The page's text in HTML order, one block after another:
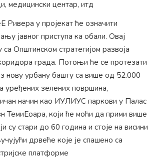
медицински центар, итд
Ривера у пројекат ће означити
јавног приступа ка обали. Овај
са Општинском стратегијом развоја
града. Потоњи ће се протезати
нову урбану башту са више од 52.000
уређених зелених површина,
начин као ИУЛИУС паркови у Палас
ТемиЕоара, који ће моћи да прими више
су стари до 60 година и стоје на висини
дрвеће које је спашено са
платформе